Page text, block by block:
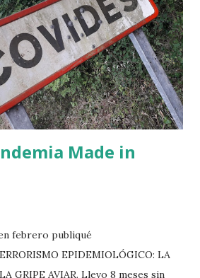
enteré de que David Pérez Sañudo
cortometraje en el Cine Amania
Se llamaba "Indirizzo" y contaba como
Rivero, el hijo mayor de la serie de
que sentí al saber que aquel
de...
Made in
febrero publiqué
EPIDEMIOLÓGICO: LA
GRIPE AVIAR. Llevo 8 meses sin